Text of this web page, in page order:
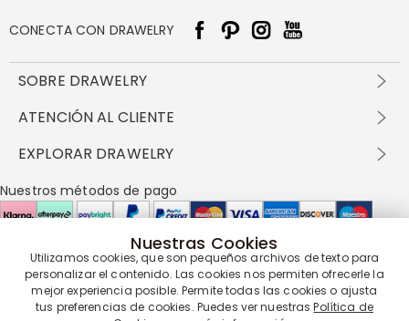
CONECTA CON DRAWELRY
SOBRE DRAWELRY
Sobre nosotros
política de privacidad
Preguntas frecuentes
ATENCIÓN AL CLIENTE
Envío y entrega
Devolución en 60 días
Cómo cuidar
EXPLORAR DRAWELRY
Drawelry Prime
Programa de Recompensas
Nuestros métodos de pago
Nuestros socios de entrega
Nuestras Cookies
Utilizamos cookies, que son pequeños archivos de texto para
personalizar el contenido. Las cookies nos permiten ofrecerle la
mejor experiencia posible. Permite todas las cookies o ajusta
tus preferencias de cookies. Puedes ver nuestrasPolítica de